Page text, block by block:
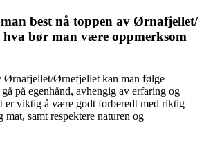
best nå toppen av Ørnafjellet/
bør man være oppmerksom
Ørnafjellet/Ørnefjellet kan man følge
på egenhånd, avhengig av erfaring og
er viktig å være godt forberedt med riktig
mat, samt respektere naturen og